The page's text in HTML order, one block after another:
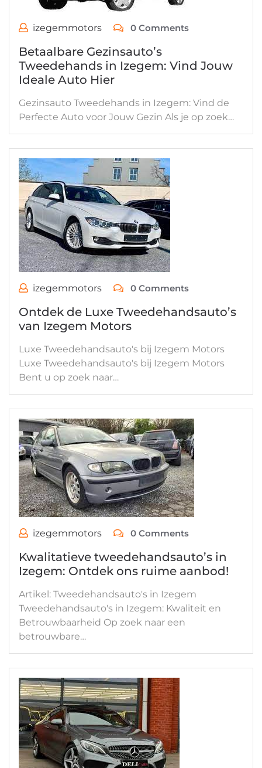
izegemmotors 0 Comments
Betaalbare Gezinsauto’s
Tweedehands in Izegem: Vind Jouw
Ideale Auto Hier
Gezinsauto Tweedehands in Izegem: Vind de
Perfecte Auto voor Jouw Gezin Als je op zoek…
izegemmotors 0 Comments
Ontdek de Luxe Tweedehandsauto’s
van Izegem Motors
Luxe Tweedehandsauto's bij Izegem Motors
Luxe Tweedehandsauto's bij Izegem Motors
Bent u op zoek naar…
izegemmotors 0 Comments
Kwalitatieve tweedehandsauto’s in
Izegem: Ontdek ons ruime aanbod!
Artikel: Tweedehandsauto's in Izegem
Tweedehandsauto's in Izegem: Kwaliteit en
Betrouwbaarheid Op zoek naar een
betrouwbare…